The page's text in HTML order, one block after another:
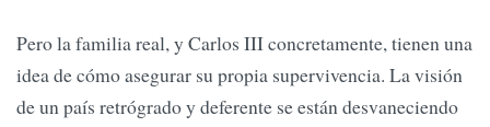
Pero la familia real, y Carlos III concretamente, tienen una
idea de cómo asegurar su propia supervivencia. La visión
de un país retrógrado y deferente se están desvaneciendo